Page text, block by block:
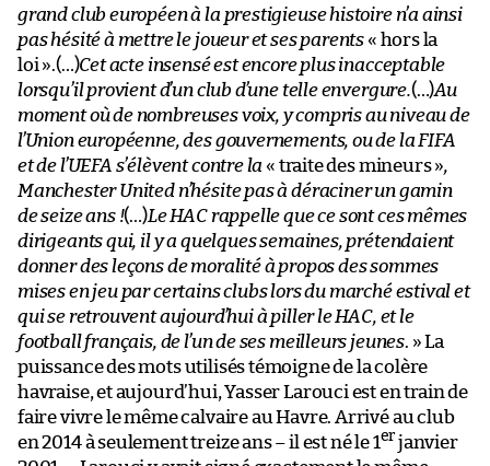
grand club européen à la prestigieuse histoire n’a ainsi
pas hésité à mettre le joueur et ses parents « hors la
loi ».(…)Cet acte insensé est encore plus inacceptable
lorsqu’il provient d’un club d’une telle envergure.(…)Au
moment où de nombreuses voix, y compris au niveau de
l’Union européenne, des gouvernements, ou de la FIFA
et de l’UEFA s’élèvent contre la « traite des mineurs »,
Manchester United n’hésite pas à déraciner un gamin
de seize ans !(…)Le HAC rappelle que ce sont ces mêmes
dirigeants qui, il y a quelques semaines, prétendaient
donner des leçons de moralité à propos des sommes
mises en jeu par certains clubs lors du marché estival et
qui se retrouvent aujourd’hui à piller le HAC, et le
football français, de l’un de ses meilleurs jeunes. » La
puissance des mots utilisés témoigne de la colère
havraise, et aujourd’hui, Yasser Larouci est en train de
faire vivre le même calvaire au Havre. Arrivé au club
en 2014 à seulement treize ans – il est né le 1er janvier